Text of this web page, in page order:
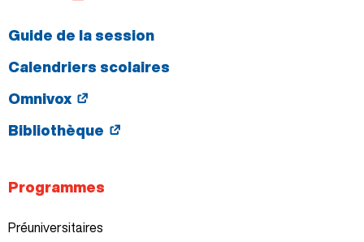
Guide de la session
Calendriers scolaires
Omnivox
Bibliothèque
Programmes
Préuniversitaires